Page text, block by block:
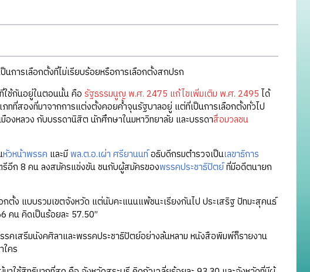
นการเลือกตั้งที่ไม่เรียบร้อยหรือการเลือกตั้งสกปรก
ช้กันอยู่ในตอนนั้น คือรัฐธรรมนูญ พ.ศ. 2475 แก้ไขเพิ่มเติม พ.ศ. 2495 ได้
ภทที่สองที่มาจากการแต่งตั้งคอยค้ำจุนรัฐบาลอยู่ แต่ที่เป็นการเลือกตั้งทั่วไป
องหลวง กับบรรดานิสิต นักศึกษาในมหาวิทยาลัย และบรรดาสื่อมวลชน
หัวหน้าพรรค และมี พล.ต.อ.เผ่า ศรียานนท์อธิบดีกรมตำรวจเป็นเลขาธิการ
รีอีก 8 คน ลงสมัครแข่งขัน ชนกับผู้สมัครของพรรคประชาธิปัตย์ที่มีอดีตนายก
ตั้ง แบบรวมเขตจังหวัด แต่นับคะแนนแพ้ชนะเรียงกันไป ประเสริฐ ปัทมะสุคนธ์
คน คิดเป็นร้อยละ 57.50”
คเสรีมนังคศิลาและพรรคประชาธิปัตย์อย่างล้นหลาม หนังสือพิมพ์ก็รายงาน
คร